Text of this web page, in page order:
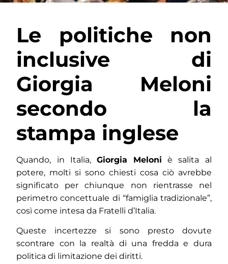
Le politiche non
inclusive di
Giorgia Meloni
secondo la
stampa inglese
Quando, in Italia, Giorgia Meloni è salita al
potere, molti si sono chiesti cosa ciò avrebbe
significato per chiunque non rientrasse nel
perimetro concettuale di “famiglia tradizionale”,
così come intesa da Fratelli d’Italia.
Queste incertezze si sono presto dovute
scontrare con la realtà di una fredda e dura
politica di limitazione dei diritti.